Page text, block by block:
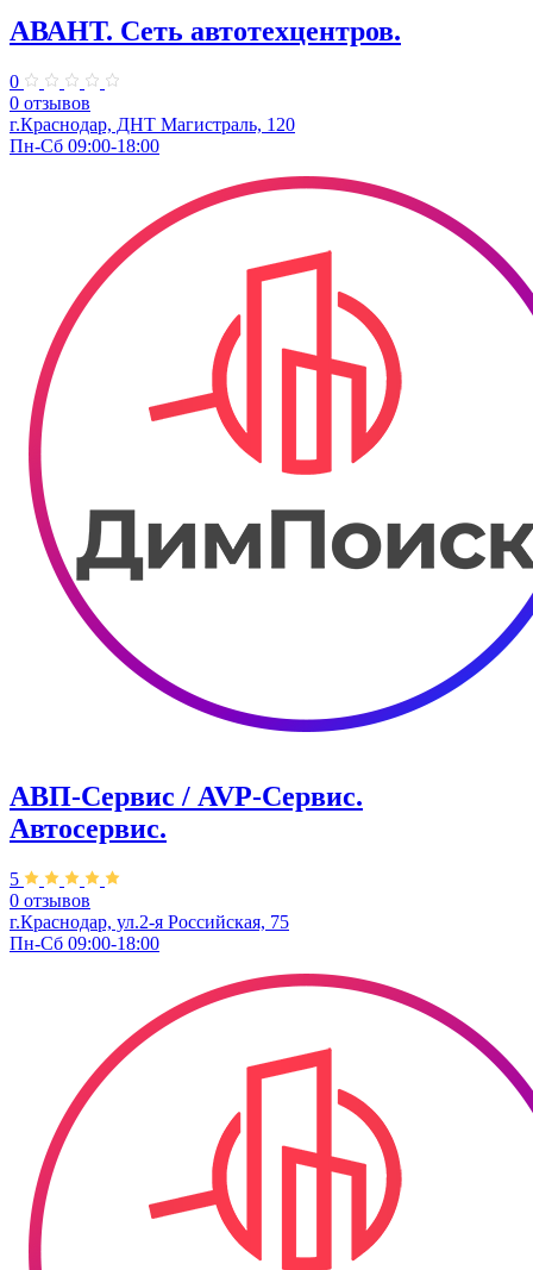
АВАНТ. ​Сеть автотехцентров.
0
0 отзывов
г.Краснодар, ​ДНТ Магистраль, 120
Пн-Сб 09:00-18:00
АВП-Сервис / AVP-Сервис.
Автосервис.
5
0 отзывов
г.Краснодар, ул.2-я Российская, 75
Пн-Сб 09:00-18:00